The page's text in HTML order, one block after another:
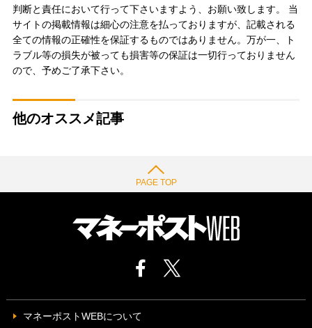
判断と責任において行って下さいますよう、お願い致します。 当
サイトの掲載情報は細心の注意を払っておりますが、記載される
全ての情報の正確性を保証するものではありません。万が一、ト
ラブル等の損失が被っても損害等の保証は一切行っておりません
ので、予めご了承下さい。
他のオススメ記事
PAGE TOP
マネーポストWEBについて